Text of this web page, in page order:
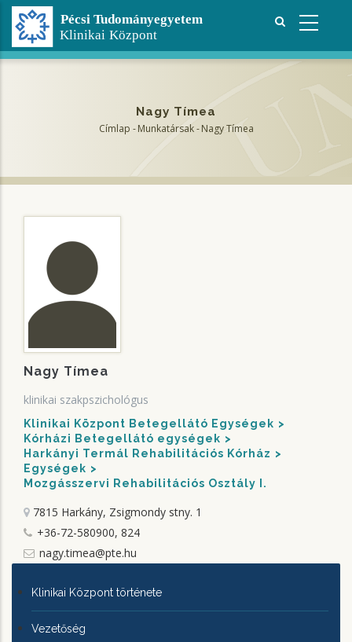
Ugrás
tartalomra
Nagy Tímea
Címlap - Munkatársak - Nagy Tímea
Nagy Tímea
klinikai szakpszichológus
Klinikai Központ Betegellátó Egységek
Kórházi Betegellátó egységek
Harkányi Termál Rehabilitációs Kórház
Egységek
Mozgásszervi Rehabilitációs Osztály I.
7815 Harkány, Zsigmondy stny. 1
+36-72-580900, 824
nagy.timea@pte.hu
KLINIKAI
KÖZPONTRÓL
Klinikai Központ története
Vezetőség